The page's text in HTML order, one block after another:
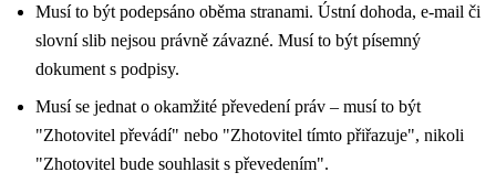
Musí to být podepsáno oběma stranami. Ústní dohoda, e-mail či
slovní slib nejsou právně závazné. Musí to být písemný
dokument s podpisy.
Musí se jednat o okamžité převedení práv – musí to být
"Zhotovitel převádí" nebo "Zhotovitel tímto přiřazuje", nikoli
"Zhotovitel bude souhlasit s převedením".